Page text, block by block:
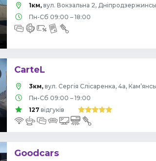
1км, вул. Вокзальна 2,
Пн-Сб 09:00 – 18:00
CarteL
3км, вул. Сергія Слісаренка, 4а,
Пн-Сб 09:00 – 19:00
127 відгуків
Goodcars